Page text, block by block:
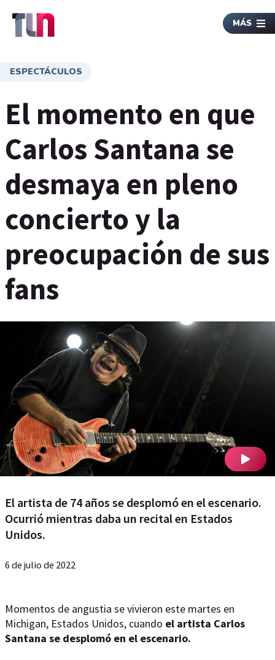
MÁS
ESPECTÁCULOS
El momento en que
Carlos Santana se
desmaya en pleno
concierto y la
preocupación de sus
fans
El artista de 74 años se desplomó en el escenario.
Ocurrió mientras daba un recital en Estados
Unidos.
6 de julio de 2022
Momentos de angustia se vivieron este martes en
Michigan, Estados Unidos, cuando el artista Carlos
Santana se desplomó en el escenario.